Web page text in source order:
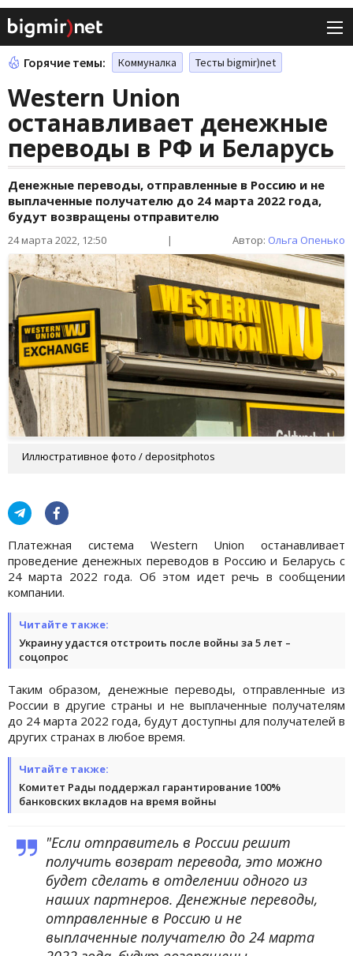
Горячие темы: Коммуналка Тесты bigmir)net
Western Union
останавливает денежные
переводы в РФ и Беларусь
Денежные переводы, отправленные в Россию и не
выплаченные получателю до 24 марта 2022 года,
будут возвращены отправителю
24 марта 2022, 12:50 | Автор: Ольга Опенько
Иллюстративное фото / depositphotos
Платежная система Western Union останавливает
проведение денежных переводов в Россию и Беларусь с
24 марта 2022 года. Об этом идет речь в сообщении
компании.
Читайте также:
Украину удастся отстроить после войны за 5 лет –
соцопрос
Таким образом, денежные переводы, отправленные из
России в другие страны и не выплаченные получателям
до 24 марта 2022 года, будут доступны для получателей в
других странах в любое время.
Читайте также:
Комитет Рады поддержал гарантирование 100%
банковских вкладов на время войны
"Если отправитель в России решит
получить возврат перевода, это можно
будет сделать в отделении одного из
наших партнеров. Денежные переводы,
отправленные в Россию и не
выплаченные получателю до 24 марта